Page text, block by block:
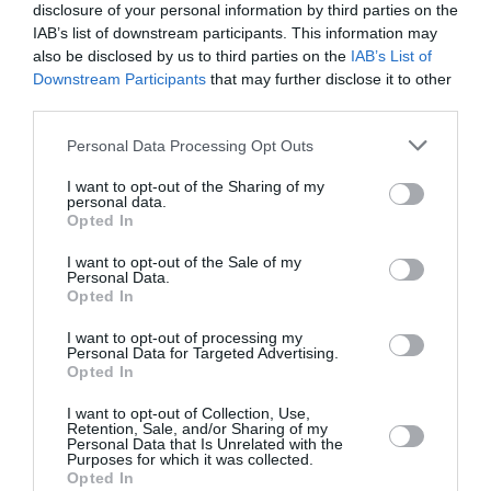
disclosure of your personal information by third parties on the
IAB’s list of downstream participants. This information may
also be disclosed by us to third parties on the IAB’s List of
Downstream Participants that may further disclose it to other
Personal Data Processing Opt Outs
I want to opt-out of the Sharing of my
personal data.
Opted In
I want to opt-out of the Sale of my
Personal Data.
Opted In
I want to opt-out of processing my
Personal Data for Targeted Advertising.
Opted In
I want to opt-out of Collection, Use,
Retention, Sale, and/or Sharing of my
Personal Data that Is Unrelated with the
Purposes for which it was collected.
Opted In
Άνοιξε τις πύλες
της η έκθεση
«ΔΗΜΟΚΡΑΤΙΑ»
στην Εθνική
Πινακοθήκη –
Μουσείο
Αλεξάνδρου
Σούτσου
The faces of
Ομαδική έκθεση
στην γκαλερί Art